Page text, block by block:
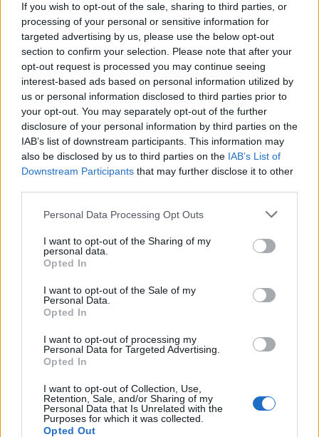
If you wish to opt-out of the sale, sharing to third parties, or
processing of your personal or sensitive information for
targeted advertising by us, please use the below opt-out
section to confirm your selection. Please note that after your
opt-out request is processed you may continue seeing
interest-based ads based on personal information utilized by
us or personal information disclosed to third parties prior to
your opt-out. You may separately opt-out of the further
disclosure of your personal information by third parties on the
IAB’s list of downstream participants. This information may
also be disclosed by us to third parties on the IAB’s List of
Downstream Participants that may further disclose it to other
Personal Data Processing Opt Outs
I want to opt-out of the Sharing of my
personal data.
Opted In
I want to opt-out of the Sale of my
Personal Data.
Opted In
I want to opt-out of processing my
Personal Data for Targeted Advertising.
Opted In
I want to opt-out of Collection, Use,
Retention, Sale, and/or Sharing of my
Personal Data that Is Unrelated with the
Purposes for which it was collected.
Opted Out